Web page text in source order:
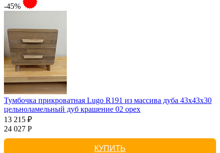
-45%
Тумбочка прикроватная Lugo R191 из массива дуба 43х43х30
цельноламельный дуб крашение 02 орех
13 215 ₽
24 027 Р
КУПИТЬ